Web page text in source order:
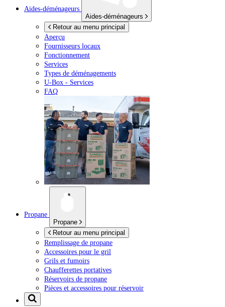
Aides-déménageurs
Aides-déménageurs
Retour au menu principal
Aperçu
Fournisseurs locaux
Fonctionnement
Services
Types de déménagements
U-Box - Services
FAQ
Propane
Propane
Retour au menu principal
Remplissage de propane
Accessoires pour le gril
Grils et fumoirs
Chaufferettes portatives
Réservoirs de propane
Pièces et accessoires pour réservoir